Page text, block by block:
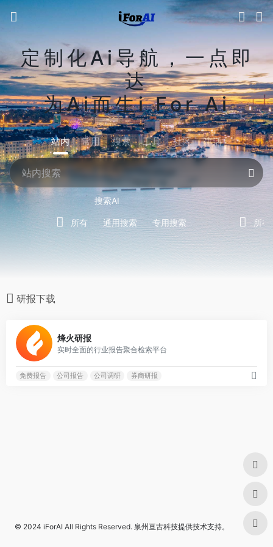
定制化Ai导航，一点即
达
为Ai而生i For Ai
站内 常用 搜索 工具 社区 生活
搜索AI
所有 通用搜索 专用搜索 所有
研报下载
烽火研报
实时全面的行业报告聚合检索平台
免费报告 公司报告 公司调研 券商研报
© 2024 iForAI All Rights Reserved. 泉州亘古科技提供技术支持。